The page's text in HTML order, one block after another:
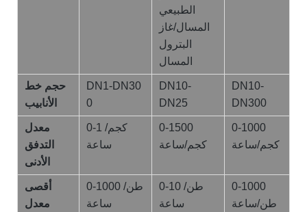
الطبيعي
المسال/غاز
البترول
المسال
حجم خط
الأنابيب
DN1-DN30
0
DN10-
DN25
DN10-
DN300
معدل
التدفق
الأدنى
0-1 كجم/
ساعة
0-1500
كجم/ساعة
0-1000
كجم/ساعة
أقصى
معدل
0-1000 طن/
ساعة
0-10 طن/
ساعة
0-1000
طن/ساعة